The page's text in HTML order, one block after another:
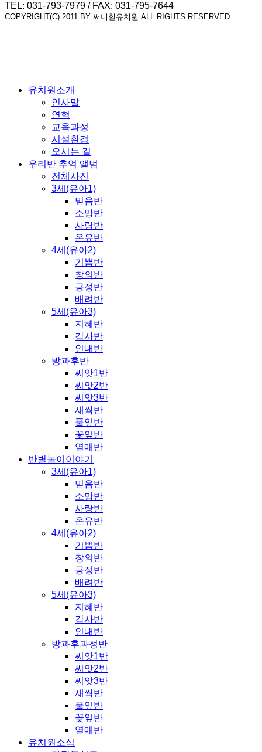
TEL: 031-793-7979 / FAX: 031-795-7644
COPYRIGHT(C) 2011 BY 써니힐유치원 ALL RIGHTS RESERVED.
유치원소개
인사말
연혁
교육과정
시설환경
오시는 길
우리반 추억 앨범
전체사진
3세(유아1)
믿음반
소망반
사랑반
온유반
4세(유아2)
기쁨반
창의반
긍정반
배려반
5세(유아3)
지혜반
감사반
인내반
방과후반
씨앗1반
씨앗2반
씨앗3반
새싹반
풀잎반
꽃잎반
열매반
반별놀이이야기
3세(유아1)
믿음반
소망반
사랑반
온유반
4세(유아2)
기쁨반
창의반
긍정반
배려반
5세(유아3)
지혜반
감사반
인내반
방과후과정반
씨앗1반
씨앗2반
씨앗3반
새싹반
풀잎반
꽃잎반
열매반
유치원소식